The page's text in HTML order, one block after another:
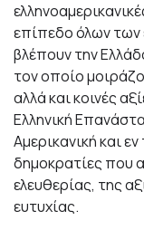
επίπεδο όλων των
βλέπουν την
τον οποίο
αλλά και κοινές
Ελληνική
Αμερικανική και
δημοκρατίες που
ελευθερίας, της
ευτυχίας.